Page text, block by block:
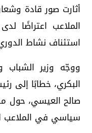
أثارت صور قادة
الملاعب اعتراضًا
استئناف نشاط الدوري
ووجّه وزير الشباب
البكري، خطابًا إلى
صالح العيسي، حول
سياسي في الملاعب